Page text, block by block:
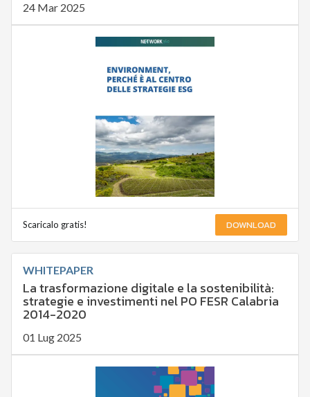
24 Mar 2025
Scaricalo gratis! DOWNLOAD
WHITEPAPER
La trasformazione digitale e la sostenibilità:
strategie e investimenti nel PO FESR Calabria
2014-2020
01 Lug 2025